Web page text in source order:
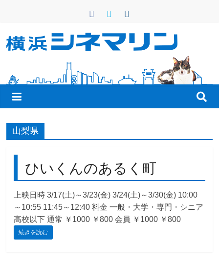
ン
横
浜
シ
ネ
マ
リ
ン
観
山梨県
ひいくんのあるく町
上映日時 3/17(土)～3/23(金) 3/24(土)～3/30(金) 10:00
～10:55 11:45～12:40 料金 一般・大学・専門・シニア
高校以下 通常 ￥1000 ￥800 会員 ￥1000 ￥800
続きを読む